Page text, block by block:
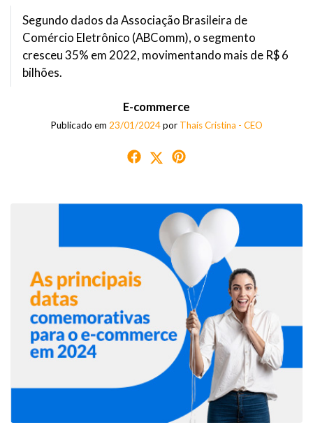
Segundo dados da Associação Brasileira de
Comércio Eletrônico (ABComm), o segmento
cresceu 35% em 2022, movimentando mais de R$ 6
bilhões.
E-commerce
Publicado em 23/01/2024por Thaís Cristina - CEO